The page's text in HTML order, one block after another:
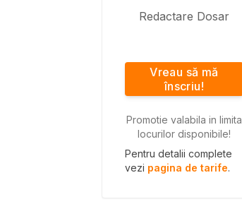
Redactare Dosar
Vreau să mă
înscriu!
Promotie valabila in limita
locurilor disponibile!
Pentru detalii complete
vezi pagina de tarife.